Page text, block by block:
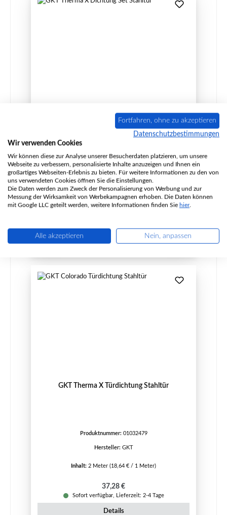
Produktnummer:01032504
Hersteller:GKT
Regulärer Preis:
GKT Therma X Türdichtung Stahltür
Produktnummer: 01032479
Hersteller: GKT
Inhalt: 2 Meter (18,64 € / 1 Meter)
Regulärer Preis:
37,28 €
Sofort verfügbar, Lieferzeit: 2-4 Tage
Details
Fortfahren, ohne zu akzeptieren
Datenschutzbestimmungen
Wir verwenden Cookies
Wir können diese zur Analyse unserer Besucherdaten platzieren, um unsere
Webseite zu verbessern, personalisierte Inhalte anzuzeigen und Ihnen ein
großartiges Webseiten-Erlebnis zu bieten. Für weitere Informationen zu den von
uns verwendeten Cookies öffnen Sie die Einstellungen.
Die Daten werden zum Zweck der Personalisierung von Werbung und zur
Messung der Wirksamkeit von Werbekampagnen erhoben. Die Daten können
mit Google LLC geteilt werden, weitere Informationen finden Sie hier.
Alle akzeptieren Nein, anpassen